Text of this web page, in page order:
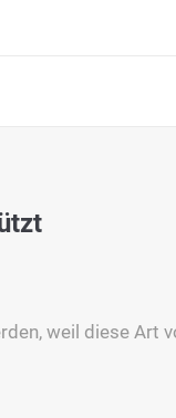
weil diese Art